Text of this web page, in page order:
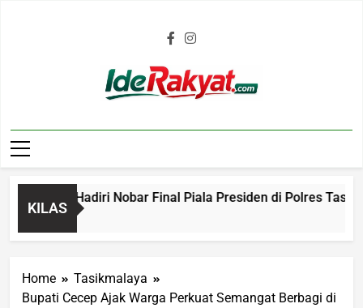
Iderakyat.com
KILAS
Hadiri Nobar Final Piala Presiden di Polres
Home
Tasikmalaya
Bupati Cecep Ajak Warga Perkuat Semangat Berbagi di